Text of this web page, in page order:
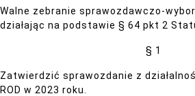
Walne zebranie sprawozdawczo-
działając na podstawie § 64 pkt 2
§ 1
Zatwierdzić sprawozdanie z
ROD w 2023 roku.